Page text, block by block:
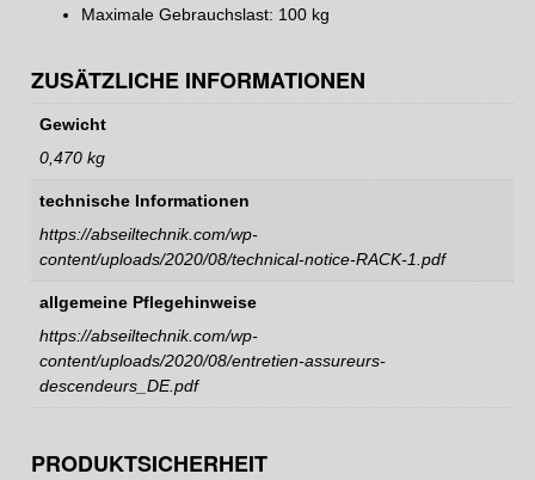
Maximale Gebrauchslast: 100 kg
ZUSÄTZLICHE INFORMATIONEN
Gewicht
0,470 kg
technische Informationen
https://abseiltechnik.com/wp-
content/uploads/2020/08/technical-notice-RACK-1.pdf
allgemeine Pflegehinweise
https://abseiltechnik.com/wp-
content/uploads/2020/08/entretien-assureurs-
descendeurs_DE.pdf
PRODUKTSICHERHEIT